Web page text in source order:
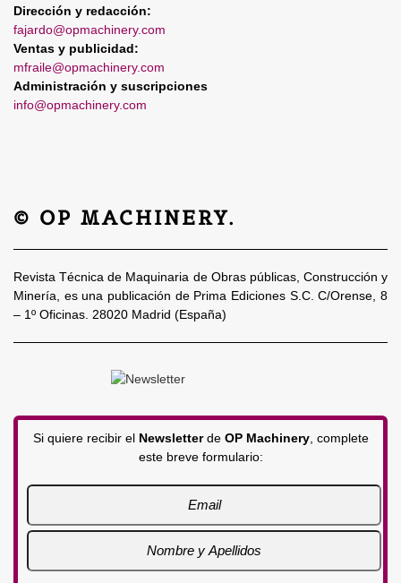
Dirección y redacción:
fajardo@opmachinery.com
Ventas y publicidad:
mfraile@opmachinery.com
Administración y suscripciones
info@opmachinery.com
© OP MACHINERY.
Revista Técnica de Maquinaria de Obras públicas, Construcción y
Minería, es una publicación de Prima Ediciones S.C. C/Orense, 8
– 1º Oficinas. 28020 Madrid (España)
Si quiere recibir el Newsletterde OP Machinery, complete
este breve formulario: